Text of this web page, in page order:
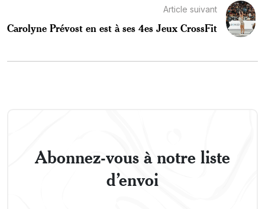
Article suivant
Carolyne Prévost en est à ses 4es Jeux CrossFit
Abonnez-vous à notre liste
d’envoi